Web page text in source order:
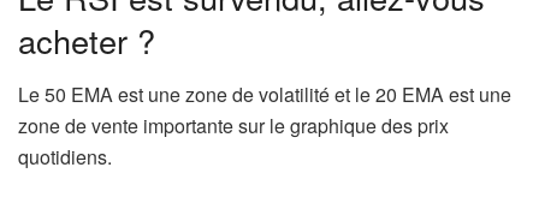
acheter ?
Le 50 EMA est une zone de volatilité et le 20 EMA est une
zone de vente importante sur le graphique des prix
quotidiens.